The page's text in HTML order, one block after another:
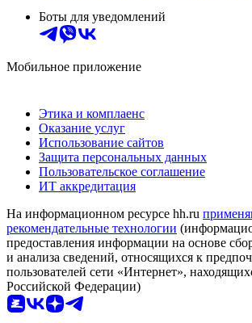
Боты для уведомлений
Мобильное приложение
Этика и комплаенс
Оказание услуг
Использование сайтов
Защита персональных данных
Пользовательское соглашение
ИТ аккредитация
На информационном ресурсе hh.ru
рекомендательные технологии
предоставления информации на основе
и анализа сведений, относящихся к
пользователей сети «Интернет»,
Российской Федерации)